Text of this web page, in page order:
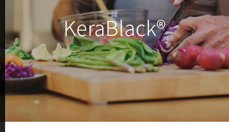
KeraSlate® KeraResin®
KeraWhite®
Display
KeraVision®
KeraBlack®